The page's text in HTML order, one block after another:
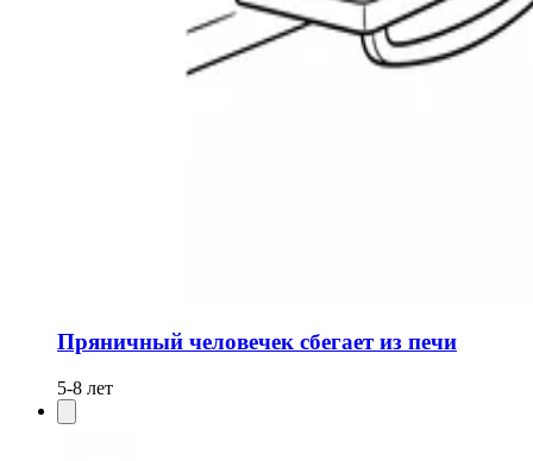
Пряничный человечек сбегает из печи
5-8 лет